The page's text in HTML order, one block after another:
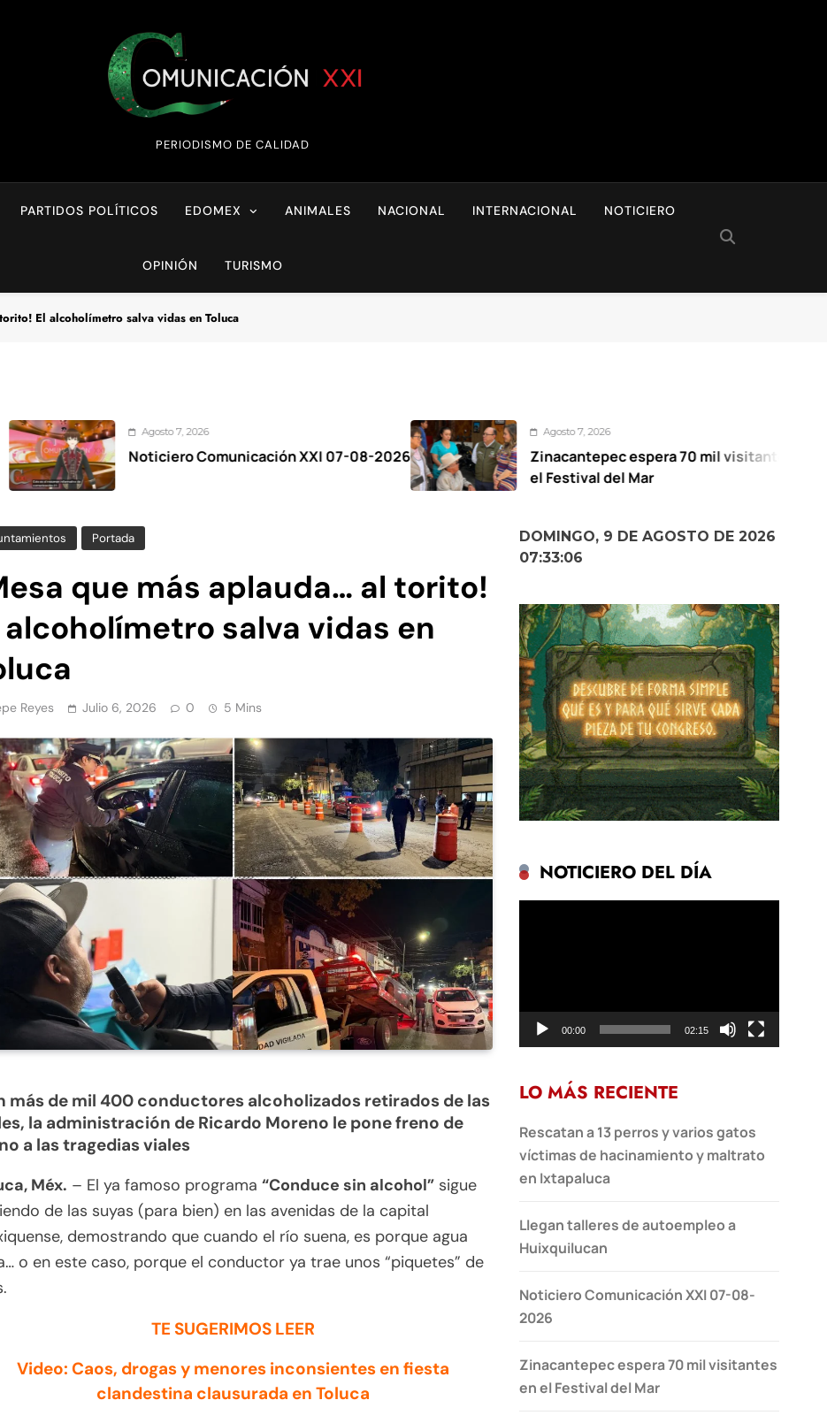
Comunicación XXI
PERIODISMO DE CALIDAD
PARTIDOS POLÍTICOS EDOMEX ANIMALES NACIONAL INTERNACIONAL NOTICIERO
OPINIÓN TURISMO
El alcoholímetro salva vidas en Toluca
Agosto 7, 2026
Noticiero Comunicación XXI 07-08-2026
Agosto 7, 2026
Zinacantepec espera 70 mil visitantes en
el Festival del Mar
Portada
que más aplauda… al torito!
alcoholímetro salva vidas en
Reyes Julio 6, 2026 0 5 Mins
más de mil 400 conductores alcoholizados retirados de las
la administración de Ricardo Moreno le pone freno de
a las tragedias viales
Méx. – El ya famoso programa “Conduce sin alcohol” sigue
de las suyas (para bien) en las avenidas de la capital
demostrando que cuando el río suena, es porque agua
o en este caso, porque el conductor ya trae unos “piquetes” de
TE SUGERIMOS LEER
Video: Caos, drogas y menores inconsientes en fiesta
clandestina clausurada en Toluca
DOMINGO, 9 DE AGOSTO DE 2026
07:33:08
NOTICIERO DEL DÍA
00:00 02:15
LO MÁS RECIENTE
Rescatan a 13 perros y varios gatos
víctimas de hacinamiento y maltrato
en Ixtapaluca
Llegan talleres de autoempleo a
Huixquilucan
Noticiero Comunicación XXI 07-08-
2026
Zinacantepec espera 70 mil visitantes
en el Festival del Mar